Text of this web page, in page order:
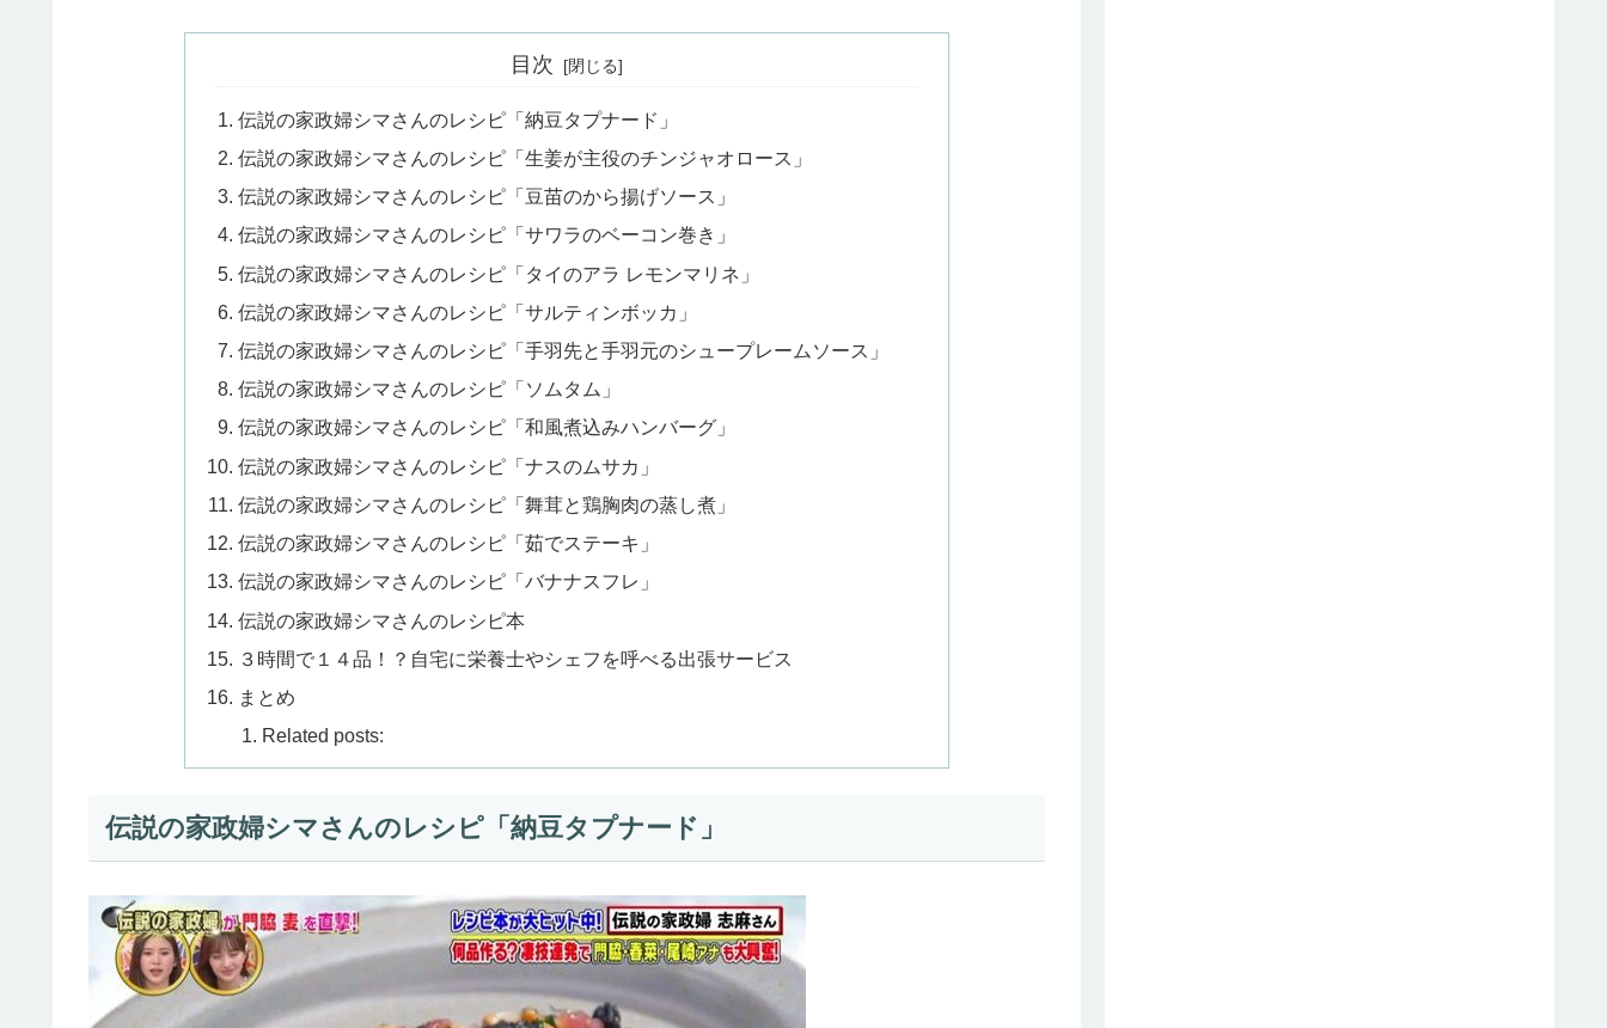
目次
伝説の家政婦シマさんのレシピ「納豆タプナード」
伝説の家政婦シマさんのレシピ「生姜が主役のチンジャオロース」
伝説の家政婦シマさんのレシピ「豆苗のから揚げソース」
伝説の家政婦シマさんのレシピ「サワラのベーコン巻き」
伝説の家政婦シマさんのレシピ「タイのアラ レモンマリネ」
伝説の家政婦シマさんのレシピ「サルティンボッカ」
伝説の家政婦シマさんのレシピ「手羽先と手羽元のシュープレームソース」
伝説の家政婦シマさんのレシピ「ソムタム」
伝説の家政婦シマさんのレシピ「和風煮込みハンバーグ」
伝説の家政婦シマさんのレシピ「ナスのムサカ」
伝説の家政婦シマさんのレシピ「舞茸と鶏胸肉の蒸し煮」
伝説の家政婦シマさんのレシピ「茹でステーキ」
伝説の家政婦シマさんのレシピ「バナナスフレ」
伝説の家政婦シマさんのレシピ本
３時間で１４品！？自宅に栄養士やシェフを呼べる出張サービス
まとめ
Related posts:
伝説の家政婦シマさんのレシピ「納豆タプナード」